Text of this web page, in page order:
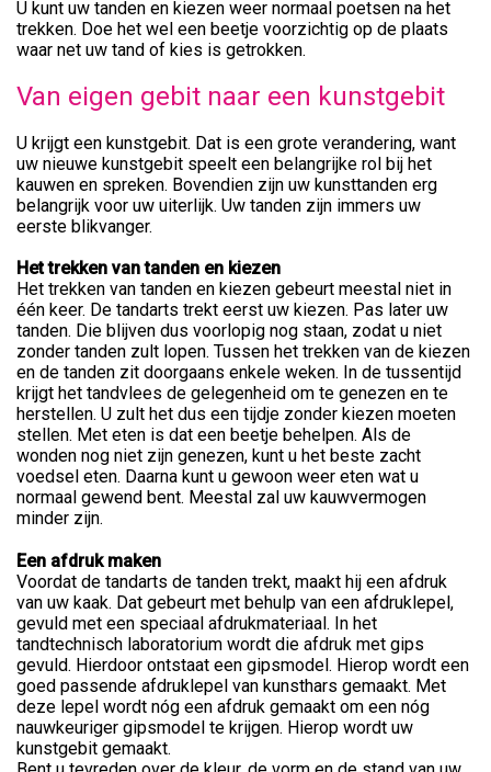
U kunt uw tanden en kiezen weer normaal poetsen na het
trekken. Doe het wel een beetje voorzichtig op de plaats
waar net uw tand of kies is getrokken.
Van eigen gebit naar een kunstgebit
U krijgt een kunstgebit. Dat is een grote verandering, want
uw nieuwe kunstgebit speelt een belangrijke rol bij het
kauwen en spreken. Bovendien zijn uw kunsttanden erg
belangrijk voor uw uiterlijk. Uw tanden zijn immers uw
eerste blikvanger.
Het trekken van tanden en kiezen
Het trekken van tanden en kiezen gebeurt meestal niet in
één keer. De tandarts trekt eerst uw kiezen. Pas later uw
tanden. Die blijven dus voorlopig nog staan, zodat u niet
zonder tanden zult lopen. Tussen het trekken van de kiezen
en de tanden zit doorgaans enkele weken. In de tussentijd
krijgt het tandvlees de gelegenheid om te genezen en te
herstellen. U zult het dus een tijdje zonder kiezen moeten
stellen. Met eten is dat een beetje behelpen. Als de
wonden nog niet zijn genezen, kunt u het beste zacht
voedsel eten. Daarna kunt u gewoon weer eten wat u
normaal gewend bent. Meestal zal uw kauwvermogen
minder zijn.
Een afdruk maken
Voordat de tandarts de tanden trekt, maakt hij een afdruk
van uw kaak. Dat gebeurt met behulp van een afdruklepel,
gevuld met een speciaal afdrukmateriaal. In het
tandtechnisch laboratorium wordt die afdruk met gips
gevuld. Hierdoor ontstaat een gipsmodel. Hierop wordt een
goed passende afdruklepel van kunsthars gemaakt. Met
deze lepel wordt nóg een afdruk gemaakt om een nóg
nauwkeuriger gipsmodel te krijgen. Hierop wordt uw
kunstgebit gemaakt.